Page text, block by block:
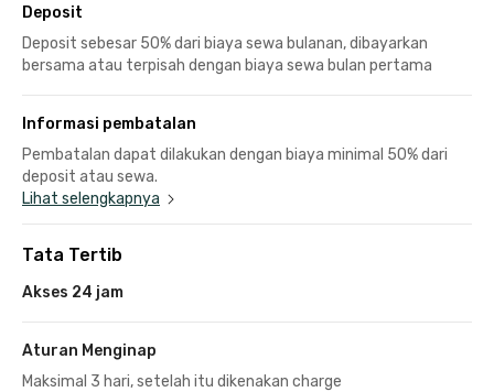
Deposit
Deposit sebesar 50% dari biaya sewa bulanan, dibayarkan
bersama atau terpisah dengan biaya sewa bulan pertama
Informasi pembatalan
Pembatalan dapat dilakukan dengan biaya minimal 50% dari
deposit atau sewa.
Lihat selengkapnya
Tata Tertib
Akses 24 jam
Aturan Menginap
Maksimal 3 hari, setelah itu dikenakan charge